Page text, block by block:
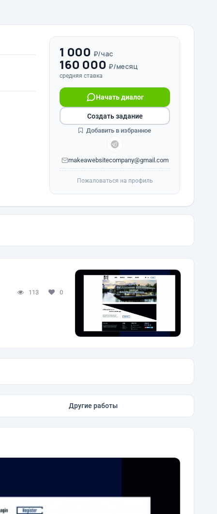
1 000 ₽/час
160 000 ₽/месяц
средняя ставка
Начать диалог
makeawebsitecompany@gmail.com
Создать задание
Добавить в избранное
Пожаловаться на профиль
113 0
Другие работы